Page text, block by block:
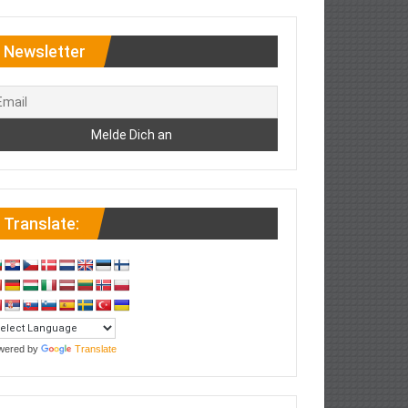
Newsletter
Translate:
by Translate